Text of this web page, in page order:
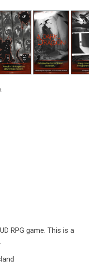
RPG game. This is a